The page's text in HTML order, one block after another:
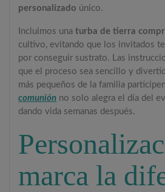
personalizado único.
Incluimos unaturba de tierra
cultivo, evitando que los invitados
por conseguir sustrato. Las
que el proceso sea sencillo y
más pequeños de la familia
comunión no solo alegra el día del
dando vida semanas después.
marca la